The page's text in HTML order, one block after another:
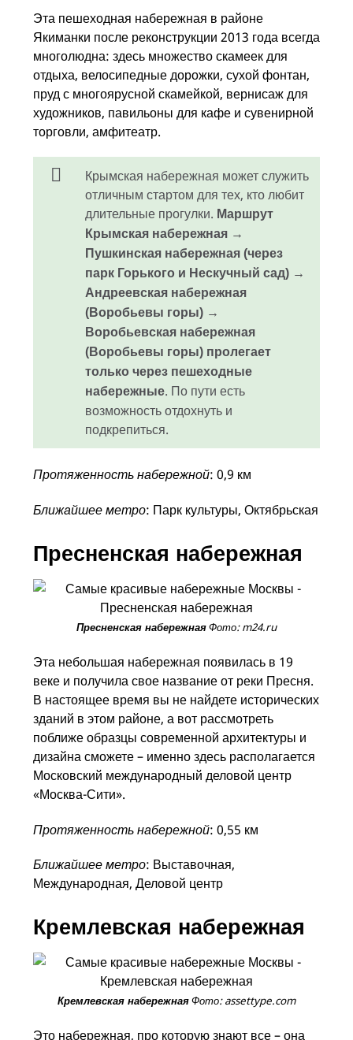
Эта пешеходная набережная в районе
Якиманки после реконструкции 2013 года всегда
многолюдна: здесь множество скамеек для
отдыха, велосипедные дорожки, сухой фонтан,
пруд с многоярусной скамейкой, вернисаж для
художников, павильоны для кафе и сувенирной
торговли, амфитеатр.
Крымская набережная может служить
отличным стартом для тех, кто любит
длительные прогулки. Маршрут
Крымская набережная →
Пушкинская набережная (через
парк Горького и Нескучный сад) →
Андреевская набережная
(Воробьевы горы) →
Воробьевская набережная
(Воробьевы горы) пролегает
только через пешеходные
набережные. По пути есть
возможность отдохнуть и
подкрепиться.
Протяженность набережной: 0,9 км
Ближайшее метро: Парк культуры, Октябрьская
Пресненская набережная
Пресненская набережная Фото: m24.ru
Эта небольшая набережная появилась в 19
веке и получила свое название от реки Пресня.
В настоящее время вы не найдете исторических
зданий в этом районе, а вот рассмотреть
поближе образцы современной архитектуры и
дизайна сможете – именно здесь располагается
Московский международный деловой центр
«Москва-Сити».
Протяженность набережной: 0,55 км
Ближайшее метро: Выставочная,
Международная, Деловой центр
Кремлевская набережная
Кремлевская набережная Фото: assettype.com
Это набережная, про которую знают все – она